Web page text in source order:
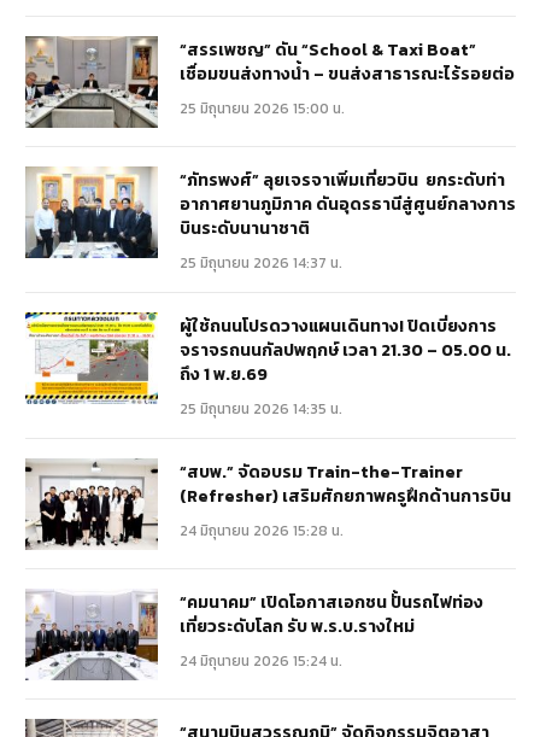
“สรรเพชญ” ดัน “School & Taxi Boat”
เชื่อมขนส่งทางน้ำ – ขนส่งสาธารณะไร้รอยต่อ
25 มิถุนายน 2026 15:00 น.
“ภัทรพงศ์” ลุยเจรจาเพิ่มเที่ยวบิน ยกระดับท่า
อากาศยานภูมิภาค ดันอุดรธานีสู่ศูนย์กลางการ
บินระดับนานาชาติ
25 มิถุนายน 2026 14:37 น.
ผู้ใช้ถนนโปรดวางแผนเดินทาง! ปิดเบี่ยงการ
จราจรถนนกัลปพฤกษ์ เวลา 21.30 – 05.00 น.
ถึง 1 พ.ย.69
25 มิถุนายน 2026 14:35 น.
“สบพ.” จัดอบรม Train-the-Trainer
(Refresher) เสริมศักยภาพครูฝึกด้านการบิน
24 มิถุนายน 2026 15:28 น.
“คมนาคม” เปิดโอกาสเอกชน ปั้นรถไฟท่อง
เที่ยวระดับโลก รับ พ.ร.บ.รางใหม่
24 มิถุนายน 2026 15:24 น.